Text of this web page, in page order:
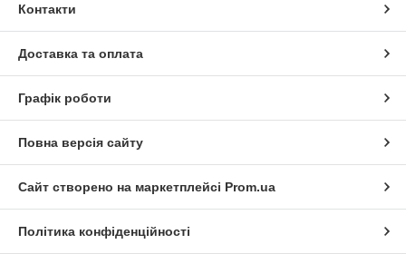
Контакти
Доставка та оплата
Графік роботи
Повна версія сайту
Сайт створено на маркетплейсі Prom.ua
Політика конфіденційності